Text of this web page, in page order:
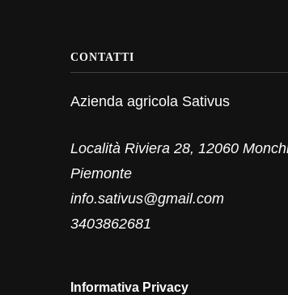
CONTATTI
Azienda agricola Sativus
Località Riviera 28, 12060
Piemonte
info.sativus@gmail.com
3403862681
Informativa Privacy